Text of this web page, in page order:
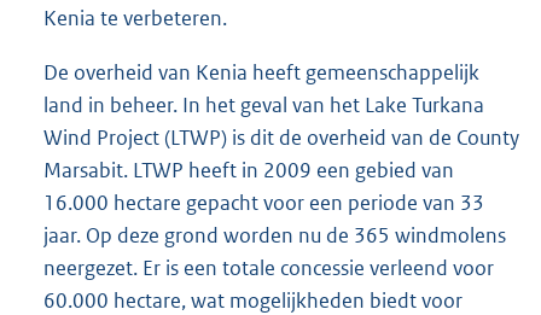
Kenia te verbeteren.
De overheid van Kenia heeft gemeenschappelijk
land in beheer. In het geval van het Lake Turkana
Wind Project (LTWP) is dit de overheid van de County
Marsabit. LTWP heeft in 2009 een gebied van
16.000 hectare gepacht voor een periode van 33
jaar. Op deze grond worden nu de 365 windmolens
neergezet. Er is een totale concessie verleend voor
60.000 hectare, wat mogelijkheden biedt voor